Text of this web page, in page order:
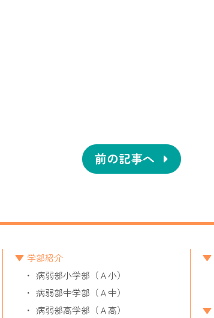
前の記事へ
学部紹介
病弱部小学部（Ａ小）
病弱部中学部（Ａ中）
病弱部高学部（Ａ高）